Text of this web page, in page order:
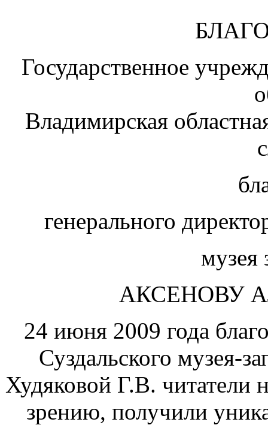
Государственное
Владимирская
генерального
музея
АКСЕНОВУ
24 июня 2009 года
Суздальского музея-
Худяковой Г.В. читатели
зрению, получили